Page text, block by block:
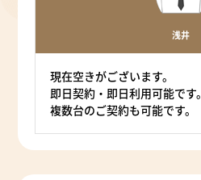
浅井
現在空きがございます。
即日契約・即日利用可能です。
複数台のご契約も可能です。